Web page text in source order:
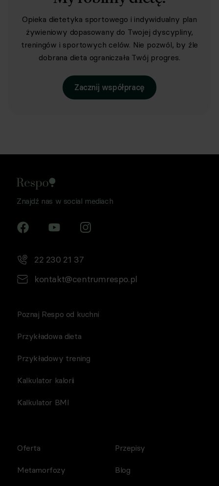
Opieka dietetyka sportowego i indywidualny plan
żywieniowy dopasowany do Twojej dyscypliny,
treningów i sportowych celów. Nie pozwól, by źle
dobrana dieta ograniczała Twój progres.
Zacznij współpracę
Znajdź nas w social mediach
22 230 21 37
kontakt@centrumrespo.pl
Poznaj Respo od kuchni
Przykładowa dieta
Przykładowy trening
Kalkulator kalorii
Kalkulator BMI
Oferta
Metamorfozy
Przepisy
Blog